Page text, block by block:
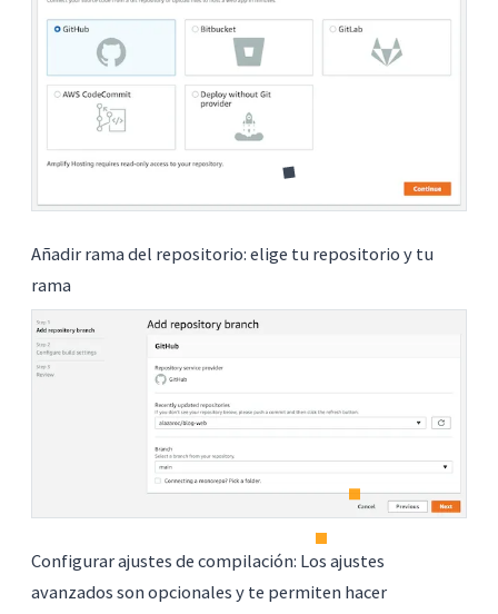
Añadir rama del repositorio: elige tu repositorio y tu
rama
Configurar ajustes de compilación: Los ajustes
avanzados son opcionales y te permiten hacer